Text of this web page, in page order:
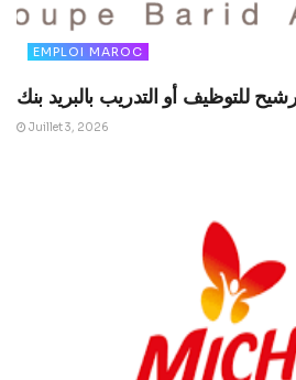
EMPLOI MAROC
للتوظيف أو التدريب بالبريد بنك
Juillet 3, 2026